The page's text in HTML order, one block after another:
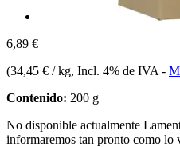
6,89 €
(34,45 € / kg, Incl. 4% de IVA -
Contenido: 200 g
No disponible actualmente
informaremos tan pronto como lo